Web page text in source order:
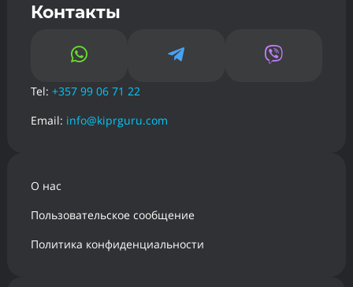
Контакты
  
Tel: +357 99 06 71 22
Email: info@kiprguru.com
О нас
Пользовательское сообщение
Политика конфиденциальности